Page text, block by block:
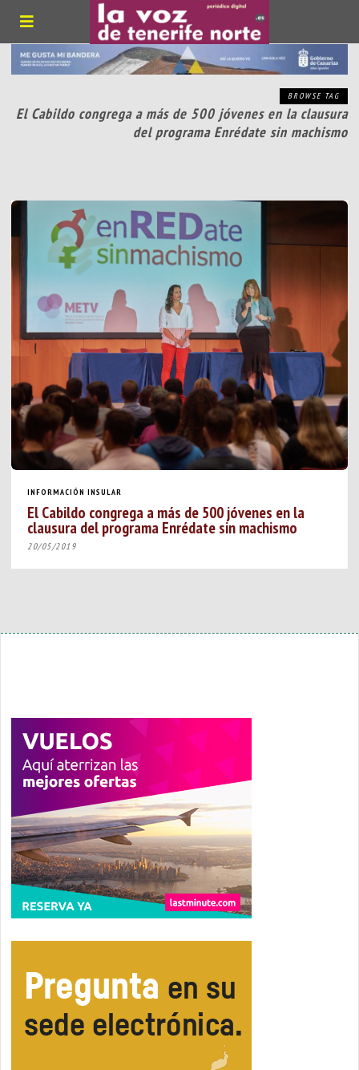
BROWSE TAG
El Cabildo congrega a más de 500 jóvenes en la clausura
del programa Enrédate sin machismo
INFORMACIÓN INSULAR
El Cabildo congrega a más de 500 jóvenes en la
clausura del programa Enrédate sin machismo
20/05/2019